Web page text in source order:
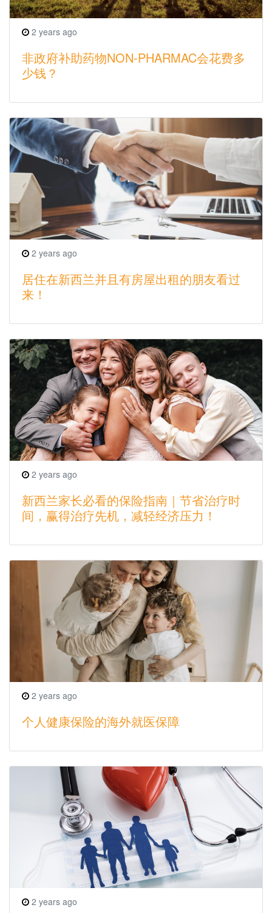
2 years ago
非政府补助药物NON-PHARMAC会花费多
少钱？
2 years ago
居住在新西兰并且有房屋出租的朋友看过
来！
2 years ago
新西兰家长必看的保险指南｜节省治疗时
间，赢得治疗先机，减轻经济压力！
2 years ago
个人健康保险的海外就医保障
2 years ago